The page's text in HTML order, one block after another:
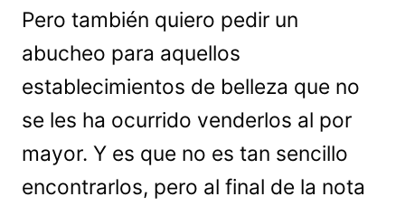
Pero también quiero pedir un
abucheo para aquellos
establecimientos de belleza que no
se les ha ocurrido venderlos al por
mayor. Y es que no es tan sencillo
encontrarlos, pero al final de la nota